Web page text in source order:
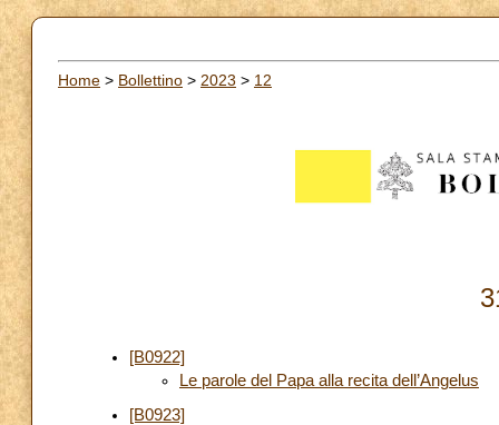
Home > Bollettino > 2023 > 12
[B0922]
Le parole del Papa alla recita dell’Angelus
[B0923]